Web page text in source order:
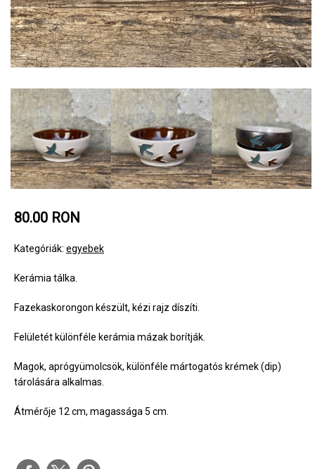
80.00 RON
Kategóriák: egyebek
Kerámia tálka.
Fazekaskorongon készült, kézi rajz díszíti.
Felületét különféle kerámia mázak borítják.
Magok, aprógyümolcsök, különféle mártogatós krémek (dip)
tárolására alkalmas.
Átmérője 12 cm, magassága 5 cm.